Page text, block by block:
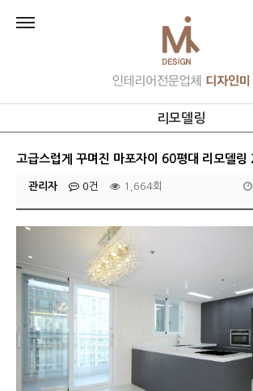
리모델링
고급스럽게 꾸며진 마포자이 60평대 리모델링
관리자 0건 1,664회